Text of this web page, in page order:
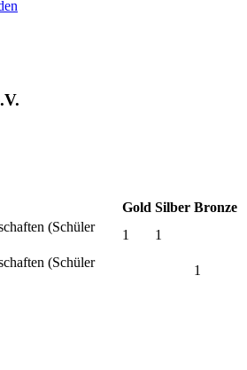
Gold Silber Bronze
(Schüler
1
1
(Schüler
1